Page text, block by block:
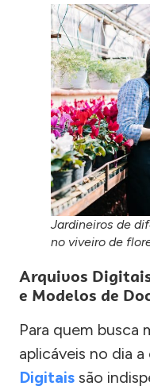
Jardineiros de
no viveiro de
Arquivos
e Modelos de
Para quem busca
aplicáveis no dia a
Digitais são